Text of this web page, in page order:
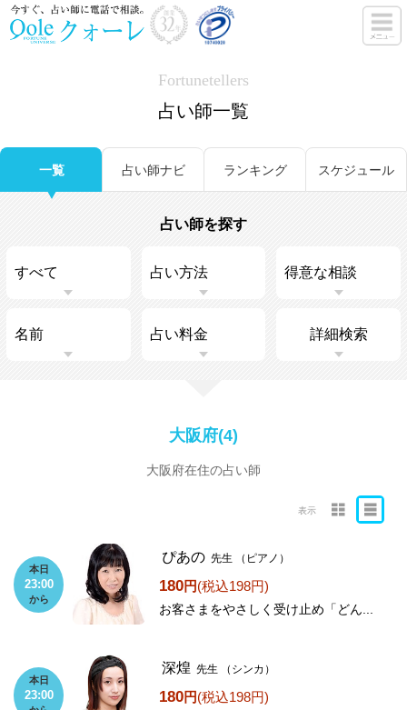
Fortunetellers
占い師一覧
一覧 占い師ナビ ランキング スケジュール
占い師を探す
詳細検索
大阪府(4)
大阪府在住の占い師
表示
本日
23:00
から
ぴあの 先生 （ピアノ）
180円(税込198円)
お客さまをやさしく受け止め「どん...
本日
23:00
深煌 先生 （シンカ）
180円(税込198円)